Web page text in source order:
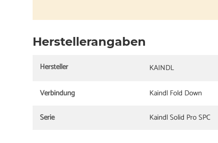
Herstellerangaben
Hersteller KAINDL
Verbindung
Kaindl Fold Down
Serie
Kaindl Solid Pro SPC